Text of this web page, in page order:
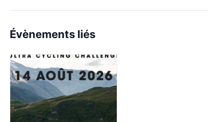
Évènements liés